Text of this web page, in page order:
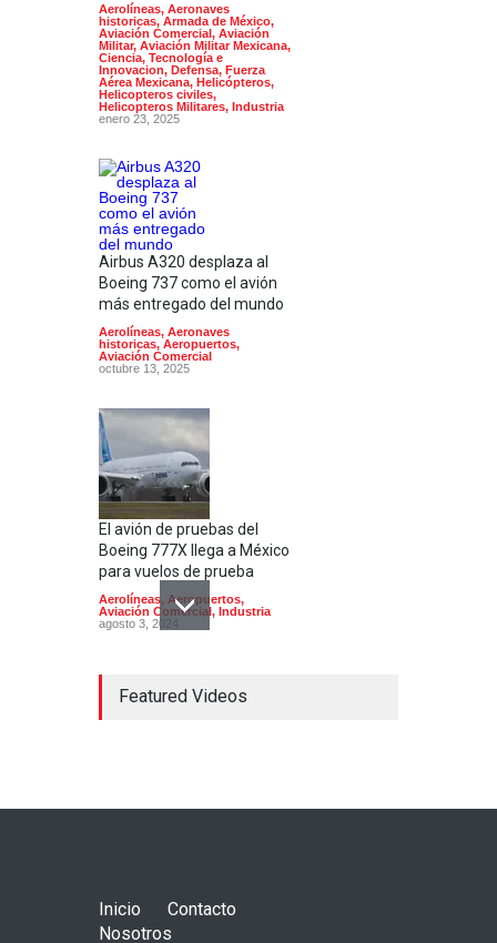
Aerolíneas, Aeronaves
historicas, Armada de México,
Aviación Comercial, Aviación
Militar, Aviación Militar Mexicana,
Ciencia, Tecnología e
Innovacion, Defensa, Fuerza
Aérea Mexicana, Helicópteros,
Helicopteros civiles,
Helicopteros Militares, Industria
enero 23, 2025
Airbus A320 desplaza al
Boeing 737 como el avión
más entregado del mundo
Aerolíneas, Aeronaves
historicas, Aeropuertos,
Aviación Comercial
octubre 13, 2025
El avión de pruebas del
Boeing 777X llega a México
para vuelos de prueba
Aerolíneas, Aeropuertos,
Aviación Comercial, Industria
agosto 3, 2024
supersónico que venía a
Featured Videos
Inicio
Contacto
Nosotros